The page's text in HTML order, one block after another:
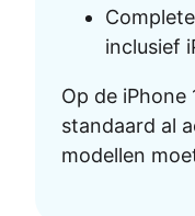
inclusief
Op de iPhone
standaard al
modellen